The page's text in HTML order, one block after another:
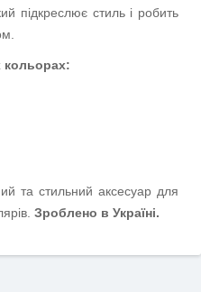
підкреслює стиль і робить
кольорах:
та стильний аксесуар для
Зроблено в Україні.